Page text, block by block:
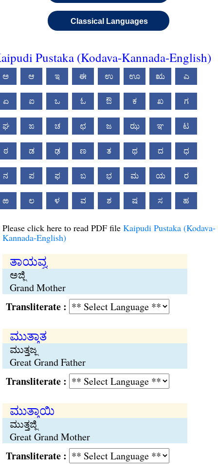
Classical Languages
Pustaka (Kodava-Kannada-English)
ಅ ಆ ಇ ಈ ಉ ಊ ಋ ಎ
ಏ ಐ ಒ ಓ ಔ ಕ ಖ ಗ
ಘ ಙ ಚ ಛ ಜ ಝ ಞ ಟ
ಠ ಡ ಢ ಣ ತ ಥ ದ ಧ
ನ ಪ ಫ ಬ ಭ ಮ ಯ ರ
ಱ ಲ ಳ ವ ಶ ಷ ಸ ಹ
Please click here to read PDF file Kaipudi Pustaka (Kodava-
Kannada-English)
ತಾಯವ್ವ
ಅಜ್ಜಿ
Grand Mother
:
ಮುತ್ತಾತ
ಮುತ್ತಜ್ಜ
Great Grand Father
:
ಮುತ್ತಾಯಿ
ಮುತ್ತಜ್ಜಿ
Great Grand Mother
: